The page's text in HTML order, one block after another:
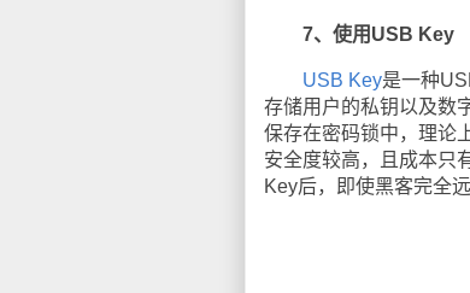
7、使用USB Key
USB Key是一种
存储用户的私钥以及数
保存在密码锁中，理论
安全度较高，且成本只
Key后，即使黑客完全